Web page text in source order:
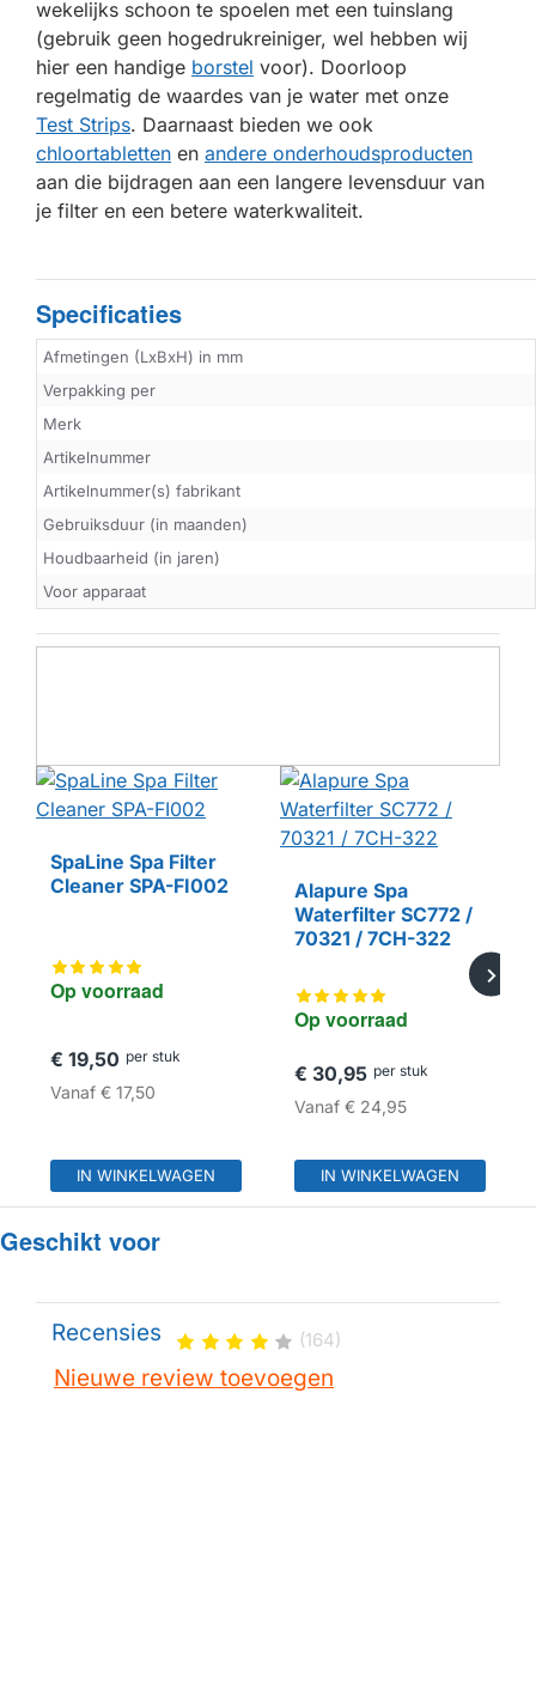
wekelijks schoon te spoelen met een tuinslang
(gebruik geen hogedrukreiniger, wel hebben wij
hier een handige borstel voor). Doorloop
regelmatig de waardes van je water met onze
Test Strips. Daarnaast bieden we ook
chloortabletten en andere onderhoudsproducten
aan die bijdragen aan een langere levensduur van
je filter en een betere waterkwaliteit.
Specificaties
Afmetingen (LxBxH) in mm
Verpakking per
Merk
Artikelnummer
Artikelnummer(s) fabrikant
Gebruiksduur (in maanden)
Houdbaarheid (in jaren)
Voor apparaat
Op voorraad
SpaLine Spa Filter
Cleaner SPA-FI002
€ 19,50 per stuk
Vanaf € 17,50
IN WINKELWAGEN
HUISMERK
Op voorraad
Alapure Spa
Waterfilter SC772 /
70321 / 7CH-322
€ 30,95 per stuk
Vanaf€ 24,95
IN WINKELWAGEN
Geschikt voor
Recensies (164)
Nieuwe review toevoegen